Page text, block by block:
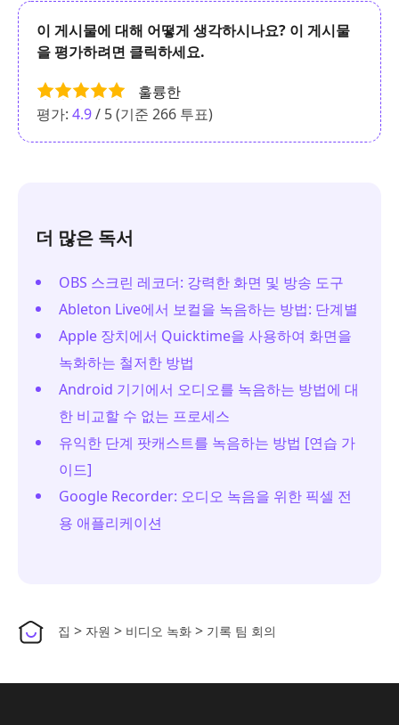
이 게시물에 대해 어떻게 생각하시나요? 이 게시물
을 평가하려면 클릭하세요.
훌륭한
평가: 4.9/ 5 (기준 266 투표)
더 많은 독서
OBS 스크린 레코더: 강력한 화면 및 방송 도구
Ableton Live에서 보컬을 녹음하는 방법: 단계별
Apple 장치에서 Quicktime을 사용하여 화면을
녹화하는 철저한 방법
Android 기기에서 오디오를 녹음하는 방법에 대
한 비교할 수 없는 프로세스
유익한 단계 팟캐스트를 녹음하는 방법 [연습 가
이드]
Google Recorder: 오디오 녹음을 위한 픽셀 전
용 애플리케이션
집 > 자원 > 비디오 녹화 > 기록 팀 회의